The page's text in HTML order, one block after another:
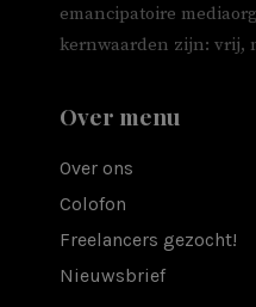
emancipatoire
kernwaarden zijn: vrij,
Over menu
Over ons
Colofon
Freelancers gezocht!
Nieuwsbrief